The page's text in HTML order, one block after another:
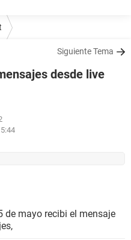
Siguiente Tema
desde live
de mayo recibi el mensaje